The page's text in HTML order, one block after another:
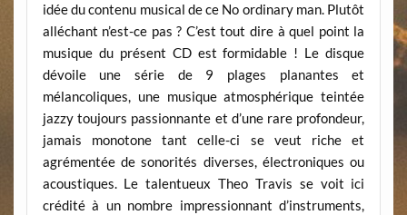
idée du contenu musical de ce No ordinary man. Plutôt
alléchant n’est-ce pas ? C’est tout dire à quel point la
musique du présent CD est formidable ! Le disque
dévoile une série de 9 plages planantes et
mélancoliques, une musique atmosphérique teintée
jazzy toujours passionnante et d’une rare profondeur,
jamais monotone tant celle-ci se veut riche et
agrémentée de sonorités diverses, électroniques ou
acoustiques. Le talentueux Theo Travis se voit ici
crédité à un nombre impressionnant d’instruments,